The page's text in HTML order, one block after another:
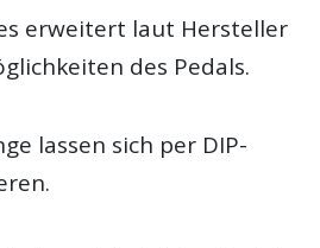
erweitert laut Hersteller
des Pedals.
lassen sich per DIP-